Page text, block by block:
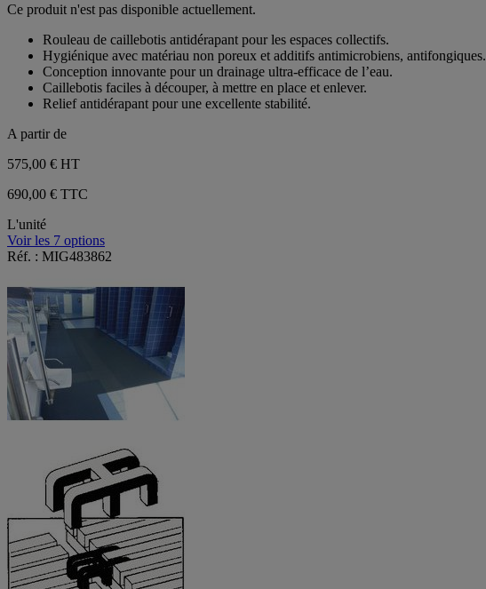
sur
étoiles.
Ce produit n'est pas disponible actuellement.
Rouleau de caillebotis antidérapant pour les espaces collectifs.
Hygiénique avec matériau non poreux et additifs antimicrobiens, antifongiques.
Conception innovante pour un drainage ultra-efficace de l’eau.
Caillebotis faciles à découper, à mettre en place et enlever.
Relief antidérapant pour une excellente stabilité.
A partir de
575,00 € HT
690,00 € TTC
L'unité
Voir les 7 options
Réf. : MIG483862